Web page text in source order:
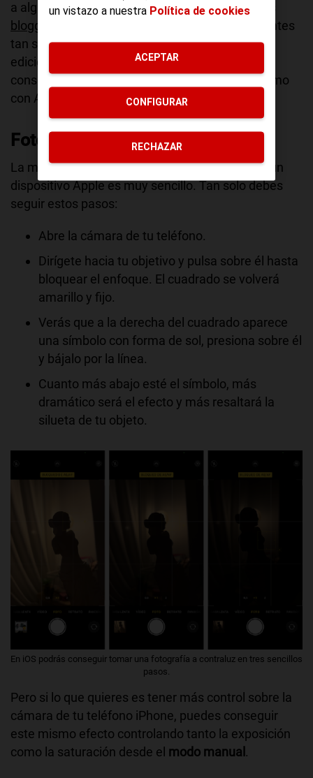
a algunas cámaras semi-profesionales. Muchos
bloggers
de hoy en día toman fotos impresionantes
tan solo con un teléfono móvil y un programa de
edición. A continuación te contamos cómo
conseguir una foto a contraluz tanto con iOS como
con Android.
Fotos a contraluz con iOS
La manera de conseguir este tipo de fotos con un
dispositivo Apple es muy sencillo. Tan solo debes
seguir estos pasos:
Abre la cámara de tu teléfono.
Dirígete hacia tu objetivo y pulsa sobre él hasta
bloquear el enfoque. El cuadrado se volverá
amarillo y fijo.
Verás que a la derecha del cuadrado aparece
una símbolo con forma de sol, presiona sobre él
y bájalo por la línea.
Cuanto más abajo esté el símbolo, más
dramático será el efecto y más resaltará la
silueta de tu objeto.
En iOS podrás conseguir tomar una fotografía a contraluz en tres sencillos
pasos.
Pero si lo que quieres es tener más control sobre la
cámara de tu teléfono iPhone, puedes conseguir
este mismo efecto controlando tanto la exposición
como la saturación desde el modo manual .
un vistazo a nuestra Política de cookies
RECHAZAR
ACEPTAR
CONFIGURAR